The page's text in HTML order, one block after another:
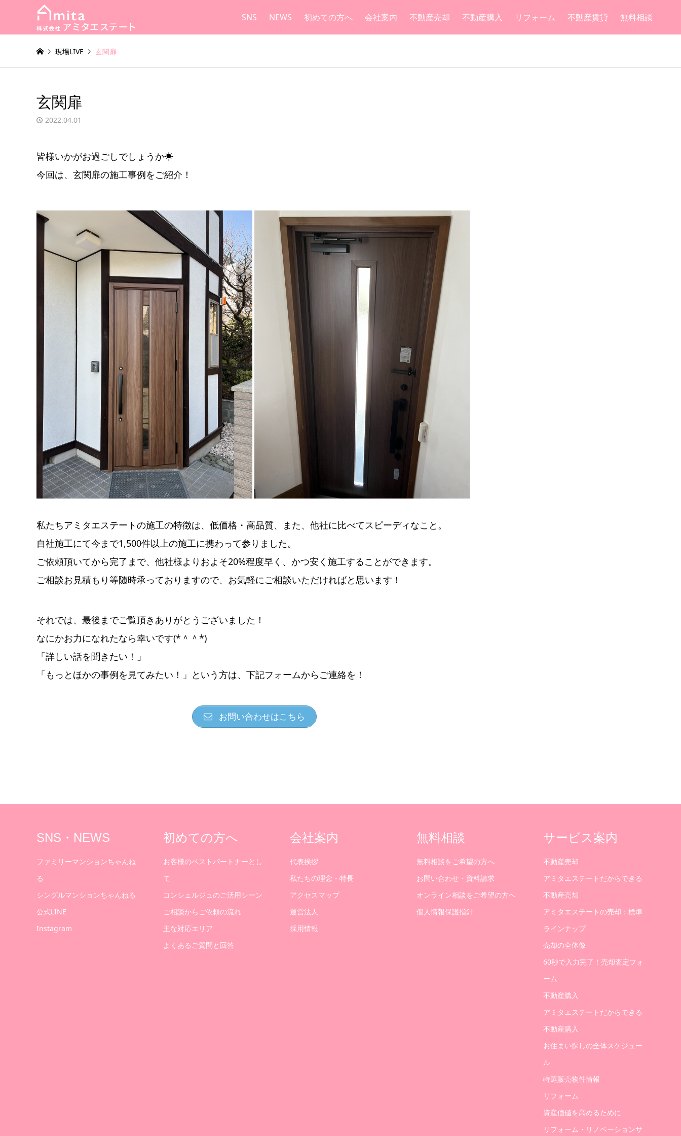
SNS NEWS 初めての方へ 会社案内 不動産売却 不動産購入 リフォーム 不動産賃貸 無料相談
現場LIVE 玄関扉
玄関扉
2022.04.01
皆様いかがお過ごしでしょうか☀
今回は、玄関扉の施工事例をご紹介！
私たちアミタエステートの施工の特徴は、低価格・高品質、また、他社に比べてスピーディなこと。
自社施工にて今まで1,500件以上の施工に携わって参りました。
ご依頼頂いてから完了まで、他社様よりおよそ20%程度早く、かつ安く施工することができます。
ご相談お見積もり等随時承っておりますので、お気軽にご相談いただければと思います！
それでは、最後までご覧頂きありがとうございました！
なにかお力になれたなら幸いです(*＾＾*)
「詳しい話を聞きたい！」
「もっとほかの事例を見てみたい！」という方は、下記フォームからご連絡を！
お問い合わせはこちら
SNS・NEWS
ファミリーマンションちゃんね
る
シングルマンションちゃんねる
公式LINE
Instagram
初めての方へ
お客様のベストパートナーとし
て
コンシェルジュのご活用シーン
ご相談からご依頼の流れ
主な対応エリア
よくあるご質問と回答
会社案内
代表挨拶
私たちの理念・特長
アクセスマップ
運営法人
採用情報
無料相談
無料相談をご希望の方へ
お問い合わせ・資料請求
オンライン相談をご希望の方へ
個人情報保護指針
サービス案内
不動産売却
アミタエステートだからできる
不動産売却
アミタエステートの売却：標準
ラインナップ
売却の全体像
60秒で入力完了！売却査定フォ
ーム
不動産購入
アミタエステートだからできる
不動産購入
お住まい探しの全体スケジュー
ル
特選販売物件情報
リフォーム
資産価値を高めるために
リフォーム・リノベーションサ